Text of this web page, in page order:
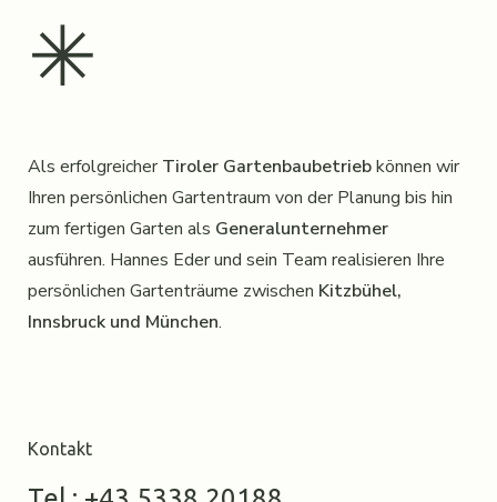
✳︎
Als erfolgreicherTiroler Gartenbaubetriebkönnen wir
Ihren persönlichen Gartentraum von der Planung bis hin
zum fertigen Garten als Generalunternehmer
ausführen. Hannes Eder und sein Team realisieren Ihre
persönlichen Gartenträume zwischen Kitzbühel,
Innsbruck und München.
Kontakt